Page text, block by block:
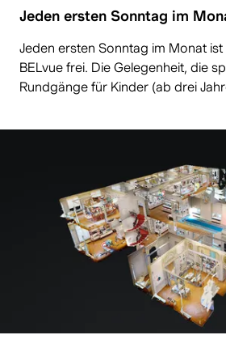
Jeden ersten Sonntag im
Jeden ersten Sonntag im Monat
BELvue frei. Die Gelegenheit, die
Rundgänge für Kinder (ab drei